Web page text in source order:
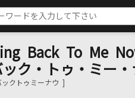
Back To Me
ク・トゥ・ミー・
クトゥミーナウ ]